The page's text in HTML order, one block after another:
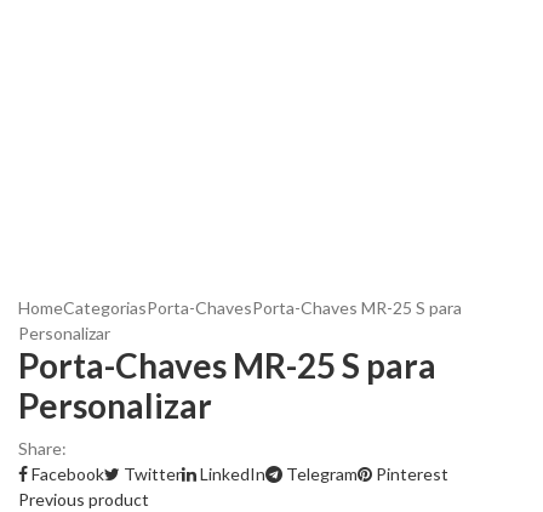
HomeCategoriasPorta-ChavesPorta-Chaves MR-25 S para
Personalizar
Porta-Chaves MR-25 S para
Personalizar
Share:
Facebook
Twitter LinkedIn Telegram
Pinterest
Previous product